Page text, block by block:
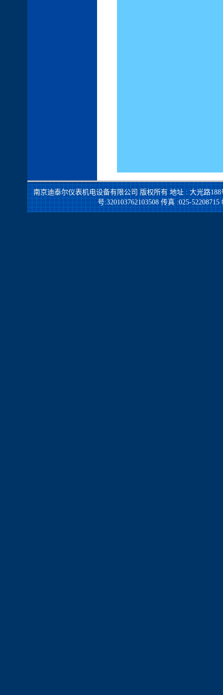
南京迪泰尔仪表机电设备有限公司 版权所有 地址 : 大光路188
号:320103762103508传真 :025-